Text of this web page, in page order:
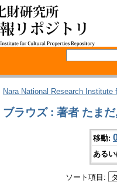
Nara National Research
ブラウズ : 著者 たま
移動:
ある
ソート項目: